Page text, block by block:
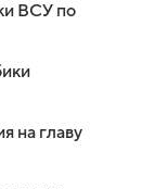
ВСУ по
на главу